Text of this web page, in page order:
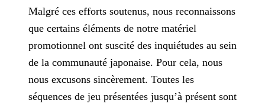
Malgré ces efforts soutenus, nous reconnaissons
que certains éléments de notre matériel
promotionnel ont suscité des inquiétudes au sein
de la communauté japonaise. Pour cela, nous
nous excusons sincèrement. Toutes les
séquences de jeu présentées jusqu’à présent sont